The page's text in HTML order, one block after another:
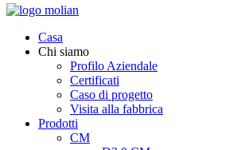
Casa
Chi siamo
Profilo Aziendale
Certificati
Caso di progetto
Visita alla fabbrica
Prodotti
CM